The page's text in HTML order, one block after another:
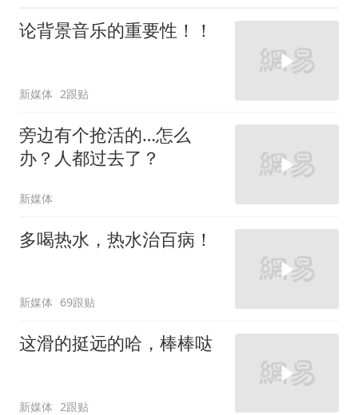
论背景音乐的重要性！！
新媒体 2跟贴
旁边有个抢活的…怎么
办？人都过去了？
新媒体
多喝热水，热水治百病！
新媒体 69跟贴
这滑的挺远的哈，棒棒哒
新媒体 2跟贴